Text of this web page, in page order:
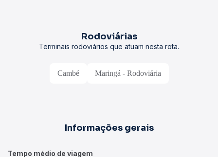
Rodoviárias
Terminais rodoviários que atuam nesta rota.
Cambé Maringá - Rodoviária
Informações gerais
Tempo médio de viagem